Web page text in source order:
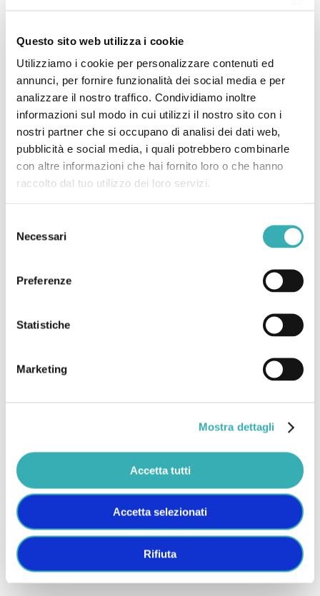
Questo sito web utilizza i cookie
Utilizziamo i cookie per personalizzare contenuti ed
annunci, per fornire funzionalità dei social media e per
analizzare il nostro traffico. Condividiamo inoltre
informazioni sul modo in cui utilizzi il nostro sito con i
nostri partner che si occupano di analisi dei dati web,
pubblicità e social media, i quali potrebbero combinarle
con altre informazioni che hai fornito loro o che hanno
raccolto dal tuo utilizzo dei loro servizi.
delNecessari
Preferenze
Statistiche
Marketing
Mostra dettagli
Accetta tutti
Accetta selezionati
Rifiuta
Choice
Collaborazioni di
successo